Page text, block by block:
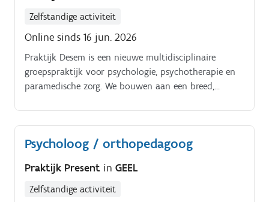
volgende puzzelstukje bent, neem dan contact op
bezorgheden bespreken zodat je goed voorbereid aan
je nieuwe uitdaging kan beginnen: info@jezz-
consult.be
Zelfstandige activiteit
Online sinds 16 jun. 2026
Praktijk Desem is een nieuwe multidisciplinaire
groepspraktijk voor psychologie, psychotherapie en
paramedische zorg. We bouwen aan een breed,
Psycholoog / orthopedagoog
Praktijk Present in GEEL
Zelfstandige activiteit